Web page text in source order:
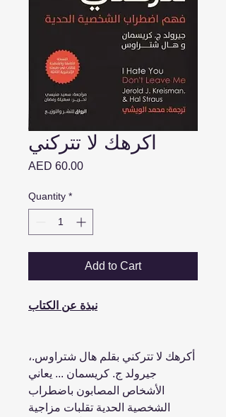
اكرهك لا تتركني
AED 60.00Price
Quantity *
Add to Cart
نبذة عن الكتاب
أكرهك لا تتركني بقلم هال شتراوس.،
جيرولد ج. كريسمان ... يعاني
الأشخاص المصابون باضطراب
الشخصية الحدية تقلبات مزاجية